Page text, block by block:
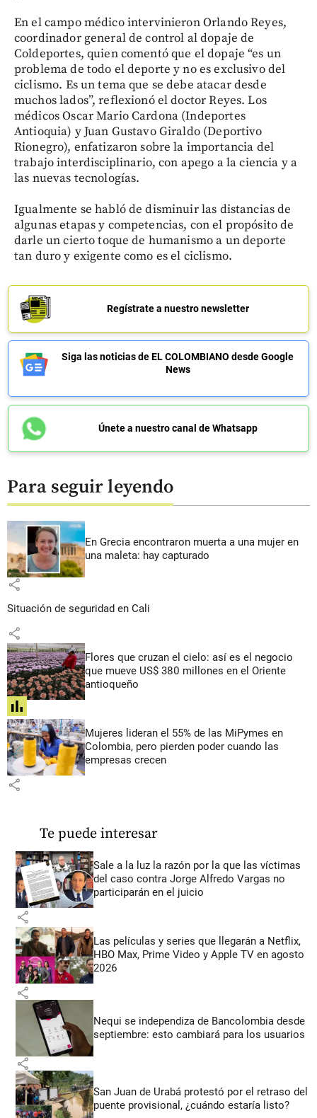
En el campo médico intervinieron Orlando Reyes,
coordinador general de control al dopaje de
Coldeportes, quien comentó que el dopaje “es un
problema de todo el deporte y no es exclusivo del
ciclismo. Es un tema que se debe atacar desde
muchos lados”, reflexionó el doctor Reyes. Los
médicos Oscar Mario Cardona (Indeportes
Antioquia) y Juan Gustavo Giraldo (Deportivo
Rionegro), enfatizaron sobre la importancia del
trabajo interdisciplinario, con apego a la ciencia y a
las nuevas tecnologías.
Igualmente se habló de disminuir las distancias de
algunas etapas y competencias, con el propósito de
darle un cierto toque de humanismo a un deporte
tan duro y exigente como es el ciclismo.
Regístrate a nuestro newsletter
Siga las noticias de EL COLOMBIANO desde Google
News
Únete a nuestro canal de Whatsapp
Para seguir leyendo
En Grecia encontraron muerta a una mujer en
una maleta: hay capturado
share
Situación de seguridad en Cali
share
Flores que cruzan el cielo: así es el negocio
que mueve US$ 380 millones en el Oriente
antioqueño
share
Mujeres lideran el 55% de las MiPymes en
Colombia, pero pierden poder cuando las
empresas crecen
share
Te puede interesar
Sale a la luz la razón por la que las víctimas
del caso contra Jorge Alfredo Vargas no
participarán en el juicio
share
Las películas y series que llegarán a Netflix,
HBO Max, Prime Video y Apple TV en agosto
2026
share
Nequi se independiza de Bancolombia desde
septiembre: esto cambiará para los usuarios
share
San Juan de Urabá protestó por el retraso del
puente provisional, ¿cuándo estaría listo?